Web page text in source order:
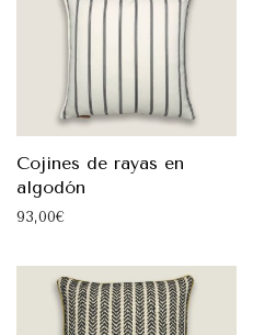
Cojines de rayas en
algodón
93,00€